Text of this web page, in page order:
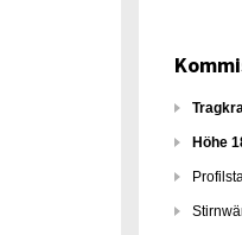
Höhe